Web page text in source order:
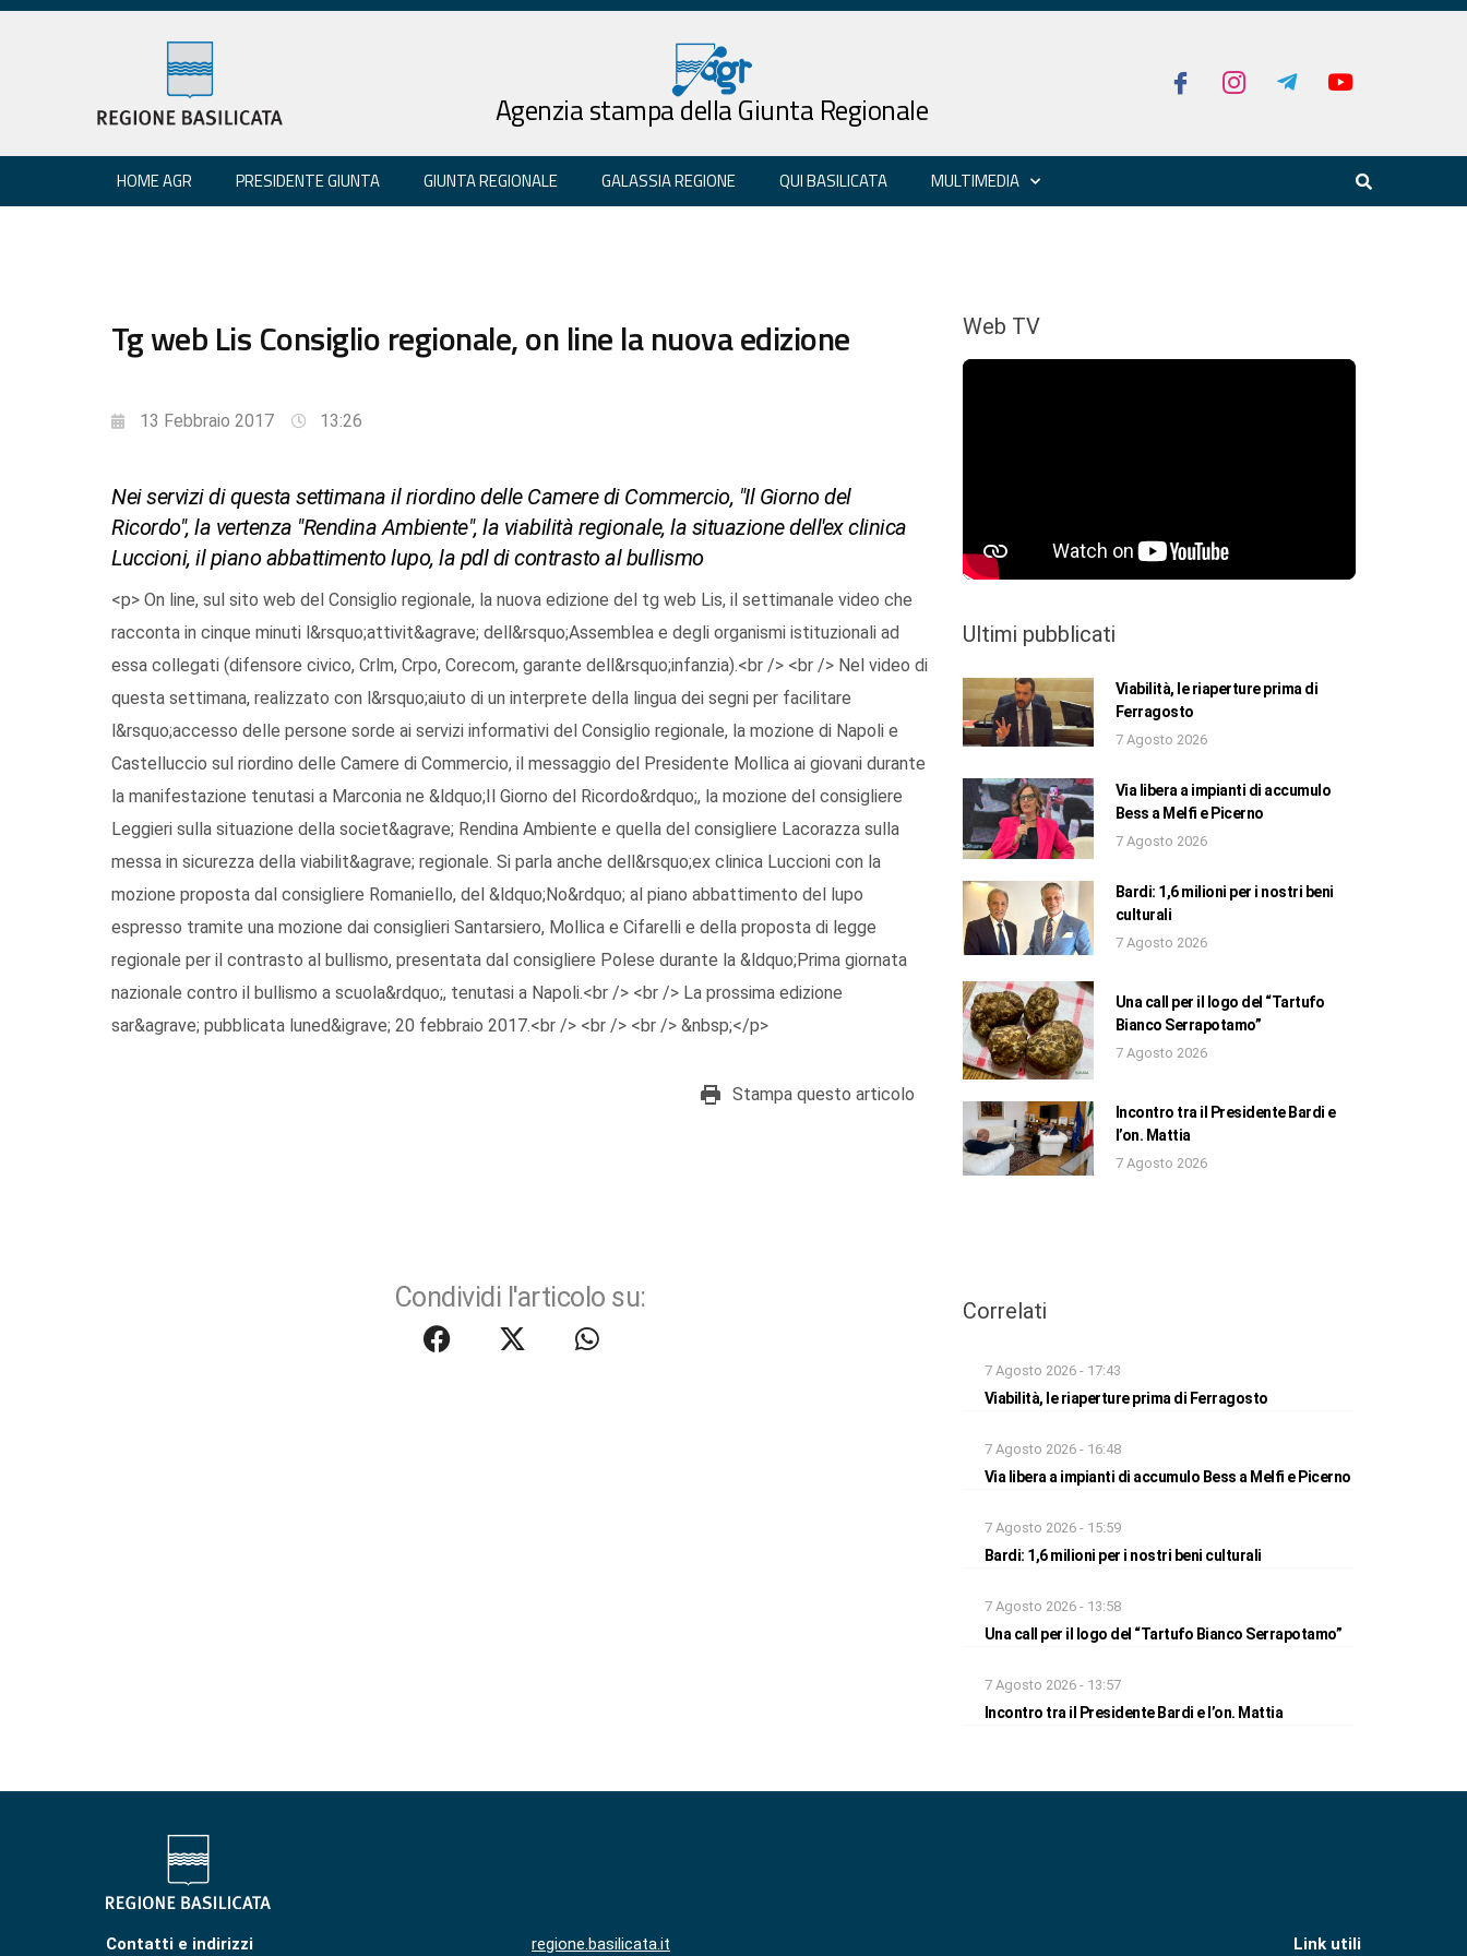
Agenzia stampa della Giunta Regionale
HOME AGR PRESIDENTE GIUNTA GIUNTA REGIONALE GALASSIA REGIONE QUI BASILICATA MULTIMEDIA
Tg web Lis Consiglio regionale, on line la nuova edizione
13 Febbraio 2017 13:26
Nei servizi di questa settimana il riordino delle Camere di Commercio, "Il Giorno del
Ricordo", la vertenza "Rendina Ambiente", la viabilità regionale, la situazione dell'ex clinica
Luccioni, il piano abbattimento lupo, la pdl di contrasto al bullismo
<p> On line, sul sito web del Consiglio regionale, la nuova edizione del tg web Lis, il settimanale video che
racconta in cinque minuti l&rsquo;attivit&agrave; dell&rsquo;Assemblea e degli organismi istituzionali ad
essa collegati (difensore civico, Crlm, Crpo, Corecom, garante dell&rsquo;infanzia).<br /> <br /> Nel video di
questa settimana, realizzato con l&rsquo;aiuto di un interprete della lingua dei segni per facilitare
l&rsquo;accesso delle persone sorde ai servizi informativi del Consiglio regionale, la mozione di Napoli e
Castelluccio sul riordino delle Camere di Commercio, il messaggio del Presidente Mollica ai giovani durante
la manifestazione tenutasi a Marconia ne &ldquo;Il Giorno del Ricordo&rdquo;, la mozione del consigliere
Leggieri sulla situazione della societ&agrave; Rendina Ambiente e quella del consigliere Lacorazza sulla
messa in sicurezza della viabilit&agrave; regionale. Si parla anche dell&rsquo;ex clinica Luccioni con la
mozione proposta dal consigliere Romaniello, del &ldquo;No&rdquo; al piano abbattimento del lupo
espresso tramite una mozione dai consiglieri Santarsiero, Mollica e Cifarelli e della proposta di legge
regionale per il contrasto al bullismo, presentata dal consigliere Polese durante la &ldquo;Prima giornata
nazionale contro il bullismo a scuola&rdquo;, tenutasi a Napoli.<br /> <br /> La prossima edizione
sar&agrave; pubblicata luned&igrave; 20 febbraio 2017.<br /> <br /> <br /> &nbsp;</p>
Stampa questo articolo
Condividi l'articolo su:
Web TV
Ultimi pubblicati
Viabilità, le riaperture prima di
Ferragosto
7 Agosto 2026
Via libera a impianti di accumulo
Bess a Melfi e Picerno
7 Agosto 2026
Bardi: 1,6 milioni per i nostri beni
culturali
7 Agosto 2026
Una call per il logo del “Tartufo
Bianco Serrapotamo”
7 Agosto 2026
Incontro tra il Presidente Bardi e
l’on. Mattia
7 Agosto 2026
Correlati
7 Agosto 2026 - 17:43
Viabilità, le riaperture prima di Ferragosto
7 Agosto 2026 - 16:48
Via libera a impianti di accumulo Bess a Melfi e Picerno
7 Agosto 2026 - 15:59
Bardi: 1,6 milioni per i nostri beni culturali
7 Agosto 2026 - 13:58
Una call per il logo del “Tartufo Bianco Serrapotamo”
7 Agosto 2026 - 13:57
Incontro tra il Presidente Bardi e l’on. Mattia
Contatti e indirizzi regione.basilicata.it Link utili